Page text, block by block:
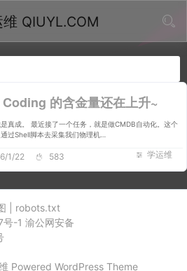
QIUYL.COM
的含金量还在上升~
真成。 最近接了一个任务，就是做CMDB自动化。这个
过Shell脚本去采集我们物理机…
学运维
1/22 583
robots.txt
-1 渝公网安备
Powered WordPressTheme